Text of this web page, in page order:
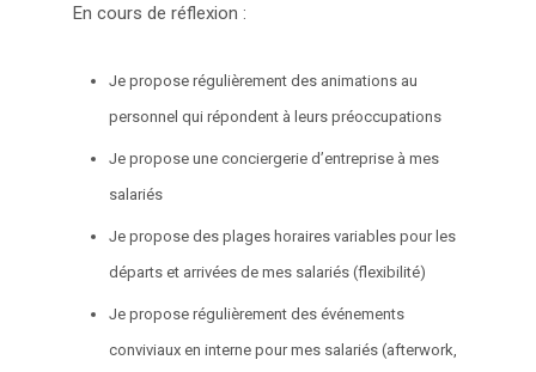
En cours de réflexion :
Je propose régulièrement des animations au
personnel qui répondent à leurs préoccupations
Je propose une conciergerie d’entreprise à mes
salariés
Je propose des plages horaires variables pour les
départs et arrivées de mes salariés (flexibilité)
Je propose régulièrement des événements
conviviaux en interne pour mes salariés (afterwork,